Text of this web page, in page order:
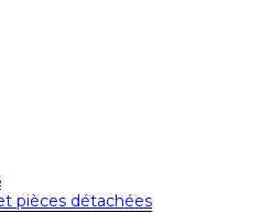
pièces détachées